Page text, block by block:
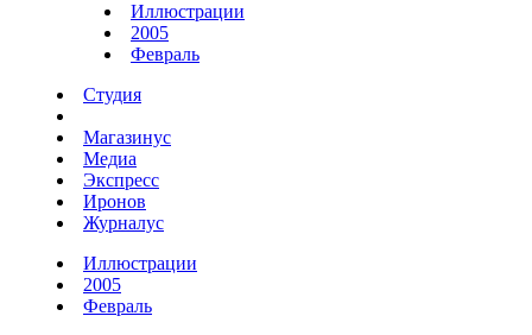
Иллюстрации
2005
Февраль
Студия
Магазинус
Медиа
Экспресс
Иронов
Журналус
Иллюстрации
2005
Февраль